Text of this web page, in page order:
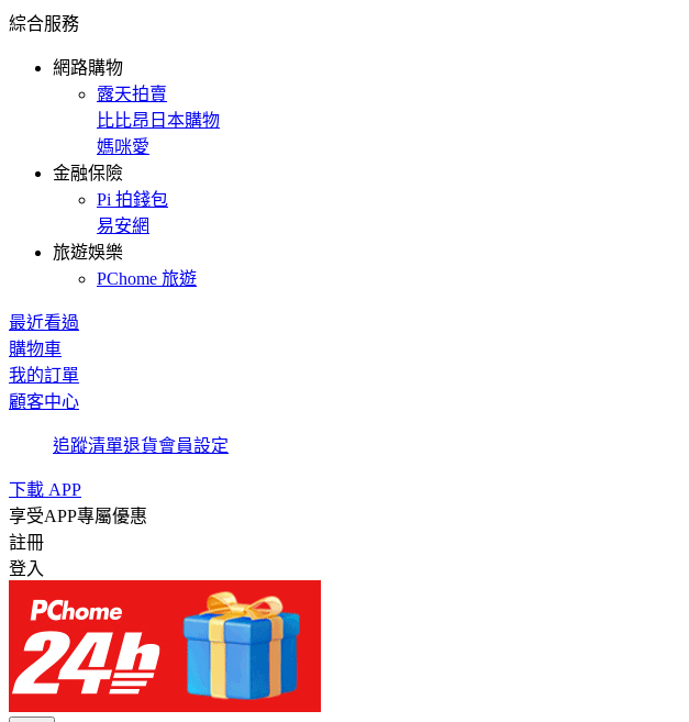
綜合服務
網路購物
露天拍賣
比比昂日本購物
媽咪愛
金融保險
Pi 拍錢包
易安網
旅遊娛樂
PChome 旅遊
最近看過
購物車
我的訂單
顧客中心
追蹤清單退貨會員設定
下載 APP
享受APP專屬優惠
註冊
登入